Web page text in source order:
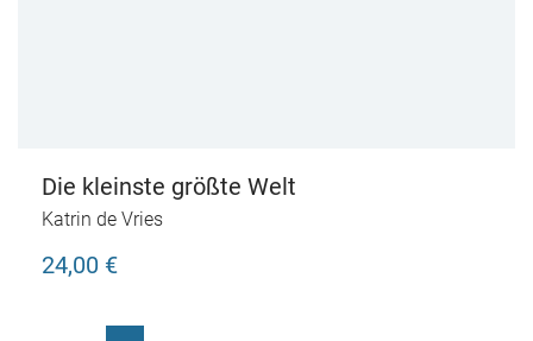
Die kleinste größte Welt
Katrin de Vries
24,00 €